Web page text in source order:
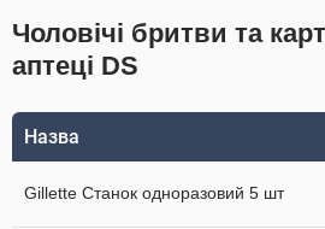
Чоловічі бритви та
аптеці DS
Назва
Gillette Станок одноразовий 5 шт